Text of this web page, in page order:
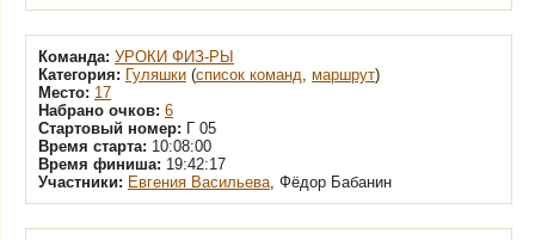
Команда: УРОКИ ФИЗ-РЫ
Категория: Гуляшки (список команд, маршрут)
Место: 17
Набрано очков: 6
Стартовый номер: Г 05
Время старта: 10:08:00
Время финиша: 19:42:17
Участники: Евгения Васильева, Фёдор Бабанин